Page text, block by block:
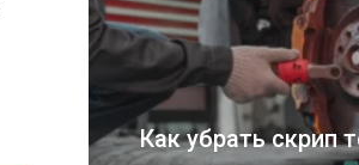
Как убрать скрип